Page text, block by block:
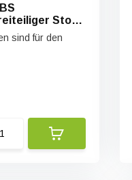
Stock
breit)
sind für den